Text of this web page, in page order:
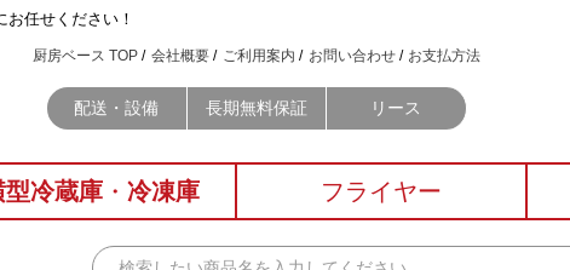
任せください！
厨房ベース TOP 会社概要 ご利用案内 お問い合わせ お支払方法
配送・設備 長期無料保証 リース
型冷蔵庫 ・ 冷凍庫 フライヤー